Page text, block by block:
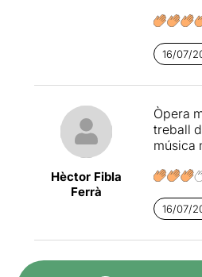
de
musical
sortit
la
la seva
***/
16/07/
Hèctor Fibla
Ferrà
Òpera
treball
música
16/07/